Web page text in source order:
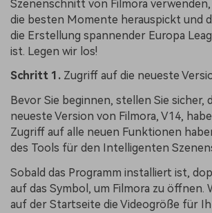
Szenenschnitt von Filmora
die besten Momente herauspickt und
die Erstellung spannender Europa
ist. Legen wir los!
Schritt 1. Zugriff auf die neueste
Bevor Sie beginnen, stellen Sie sicher,
neueste Version von Filmora, V14,
Zugriff auf alle neuen Funktionen
des Tools für den Intelligenten
Sobald das Programm installiert ist,
auf das Symbol, um Filmora zu öffnen.
auf der Startseite die Videogröße für